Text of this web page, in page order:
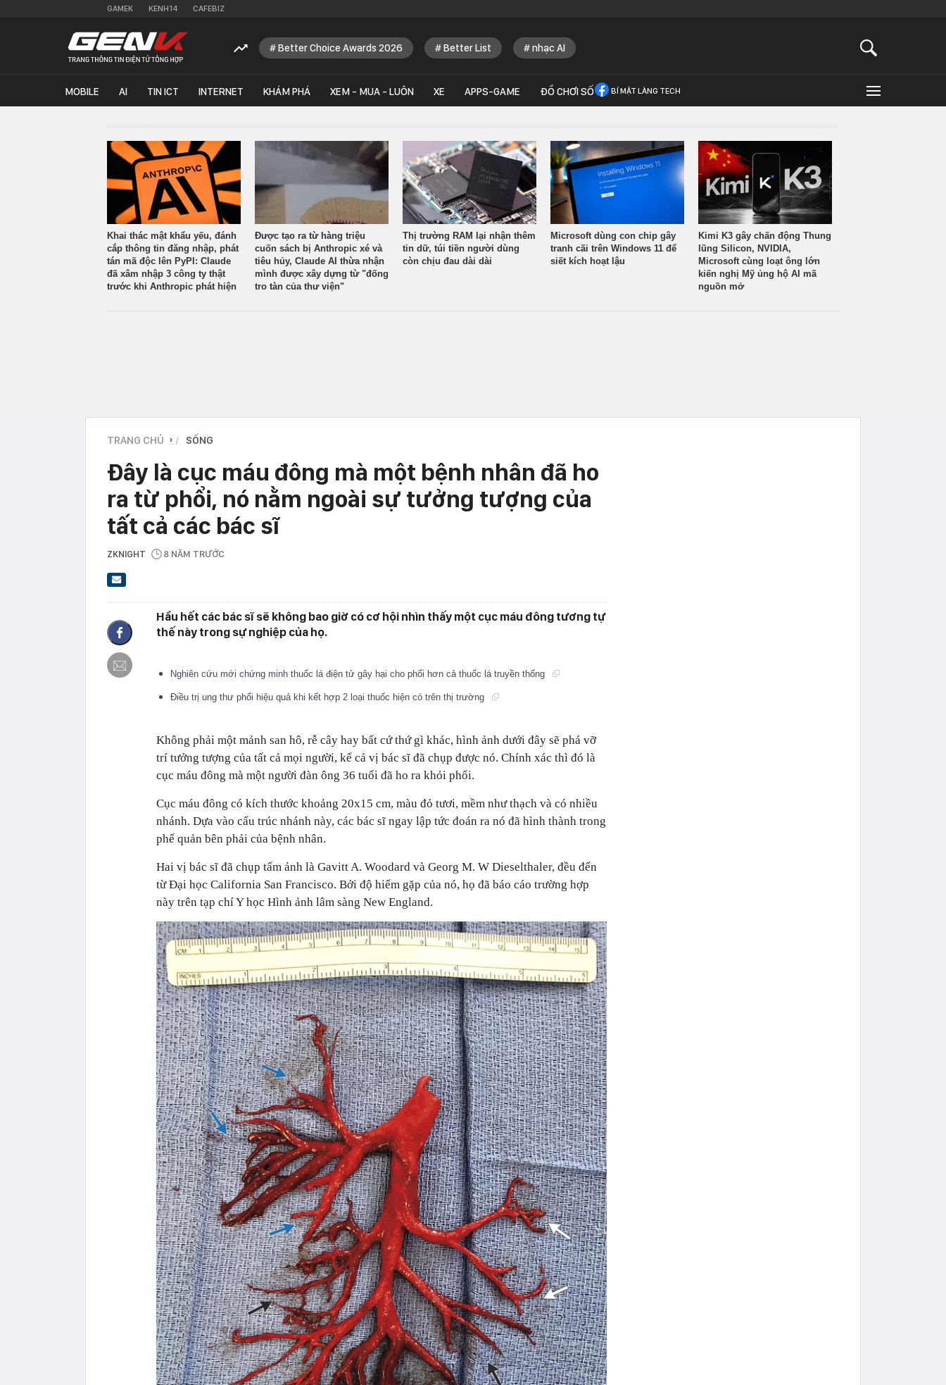
GAMEK KENH14 CAFEBIZ
Better Choice Awards 2026 Better List nhạc AI
MOBILE AI TIN ICT INTERNET KHÁM PHÁ XEM - MUA - LUÔN XE APPS-GAME ĐỒ CHƠI SỐ BÍ MẬT LÀNG TECH
Khai thác mật khẩu yếu, đánh
cắp thông tin đăng nhập, phát
tán mã độc lên PyPI: Claude
đã xâm nhập 3 công ty thật
trước khi Anthropic phát hiện
Được tạo ra từ hàng triệu
cuốn sách bị Anthropic xé và
tiêu hủy, Claude AI thừa nhận
mình được xây dựng từ "đống
tro tàn của thư viện"
Thị trường RAM lại nhận thêm
tin dữ, túi tiền người dùng
còn chịu đau dài dài
Microsoft dùng con chip gây
tranh cãi trên Windows 11 để
siết kích hoạt lậu
Kimi K3 gây chấn động Thung
lũng Silicon, NVIDIA,
Microsoft cùng loạt ông lớn
kiến nghị Mỹ ủng hộ AI mã
nguồn mở
TRANG CHỦ › SỐNG
Đây là cục máu đông mà một bệnh nhân đã ho
ra từ phổi, nó nằm ngoài sự tưởng tượng của
tất cả các bác sĩ
ZKNIGHT 8 NĂM TRƯỚC
Hầu hết các bác sĩ sẽ không bao giờ có cơ hội nhìn thấy một cục máu đông tương tự
thế này trong sự nghiệp của họ.
Nghiên cứu mới chứng minh thuốc lá điện tử gây hại cho phổi hơn cả thuốc lá truyền thống
Điều trị ung thư phổi hiệu quả khi kết hợp 2 loại thuốc hiện có trên thị trường
Không phải một mảnh san hô, rễ cây hay bất cứ thứ gì khác, hình ảnh dưới đây sẽ phá vỡ
trí tưởng tượng của tất cả mọi người, kể cả vị bác sĩ đã chụp được nó. Chính xác thì đó là
cục máu đông mà một người đàn ông 36 tuổi đã ho ra khỏi phổi.
Cục máu đông có kích thước khoảng 20x15 cm, màu đỏ tươi, mềm như thạch và có nhiều
nhánh. Dựa vào cấu trúc nhánh này, các bác sĩ ngay lập tức đoán ra nó đã hình thành trong
phế quản bên phải của bệnh nhân.
Hai vị bác sĩ đã chụp tấm ảnh là Gavitt A. Woodard và Georg M. W Dieselthaler, đều đến
từ Đại học California San Francisco. Bởi độ hiếm gặp của nó, họ đã báo cáo trường hợp
này trên tạp chí Y học Hình ảnh lâm sàng New England.